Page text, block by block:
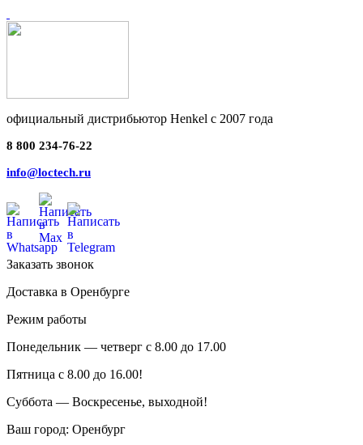
официальный дистрибьютор Henkel с 2007 года
8 800 234-76-22
info@loctech.ru
Заказать звонок
Доставка в Оренбурге
Режим работы
Понедельник — четверг с 8.00 до 17.00
Пятница с 8.00 до 16.00!
Суббота — Воскресенье, выходной!
Ваш город: Оренбург